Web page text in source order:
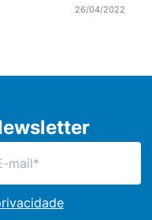
26/04/2022